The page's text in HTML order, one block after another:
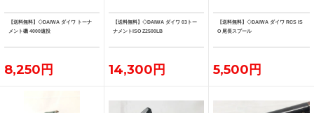
【送料無料】◇DAIWA ダイワ トーナ
メント磯 4000遠投
8,250円
【送料無料】◇DAIWA ダイワ 03トー
ナメントISO Z2500LB
14,300円
【送料無料】◇DAIWA ダイワ RCS IS
O 尾長スプール
5,500円